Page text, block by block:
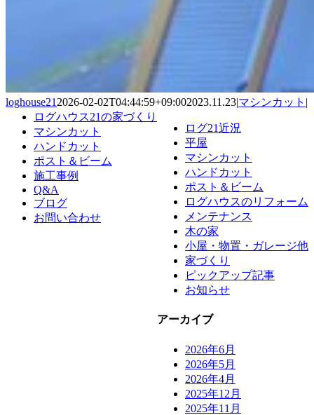
loghouse21 2026-02-02T04:44:59+09:002023.11.23|マシンカット |
ログ21近況
平屋
マシンカット
ハンドカット
ポスト＆ビーム
ログハウスのリフォーム
メンテナンス
木の家
小屋・物置・ガレージ他
家づくり
ピックアップ記事
お知らせ
アーカイブ
2026年6月
2026年5月
2026年4月
2025年12月
2025年11月
ログハウス21の家づくり
マシンカット
ハンドカット
ポスト＆ビーム
施工事例
Q&A
ブログ
お問い合わせ